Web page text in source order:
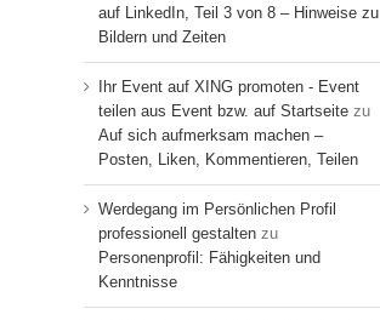
auf LinkedIn, Teil 3 von 8 – Hinweise zu
Bildern und Zeiten
Ihr Event auf XING promoten - Event
teilen aus Event bzw. auf Startseitezu
Auf sich aufmerksam machen –
Posten, Liken, Kommentieren, Teilen
Werdegang im Persönlichen Profil
professionell gestaltenzu
Personenprofil: Fähigkeiten und
Kenntnisse